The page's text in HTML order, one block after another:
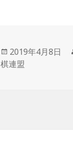
投
稿
2019年4月8日
棋連盟